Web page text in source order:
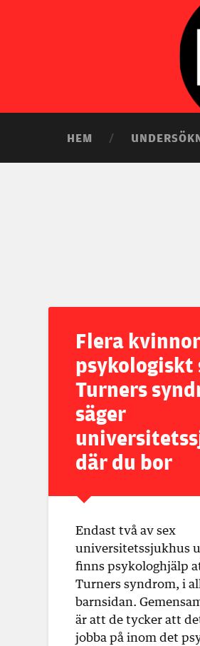
HEM
Flera
psykologiskt
Turners
säger
där du bor
Endast två av sex
universitetssjukhus
finns psykologhjälp
Turners syndrom, i
barnsidan.
är att de tycker att
jobba på inom det